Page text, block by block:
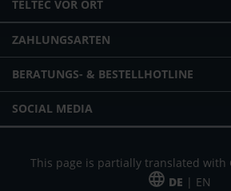
TELTEC VOR ORT
ZAHLUNGSARTEN
BERATUNGS- & BESTELLHOTLINE
SOCIAL MEDIA
This page is partially translated with
DE | EN